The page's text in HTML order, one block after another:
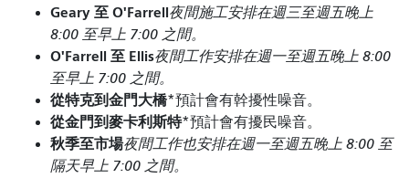
Geary 至 O'Farrell夜間施工安排在週三至週五晚上
8:00 至早上 7:00 之間。
O'Farrell 至 Ellis夜間工作安排在週一至週五晚上 8:00
至早上 7:00 之間。
從特克到金門大橋*預計會有幹擾性噪音。
從金門到麥卡利斯特*預計會有擾民噪音。
秋季至市場夜間工作也安排在週一至週五晚上 8:00 至
隔天早上 7:00 之間。